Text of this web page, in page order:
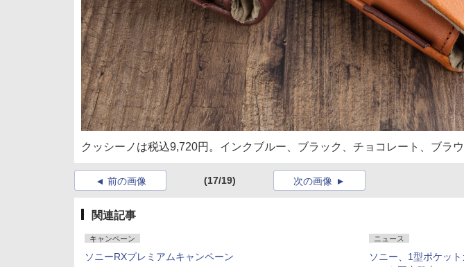
クッシーノは税込9,720円。インクブルー、ブラック、チョコレート、ブラ
前の画像 (17/19) 次の画像
関連記事
キャンペーン
ソニーRXプレミアムキャンペーン
ニュース
ソニー、1型ポケッ